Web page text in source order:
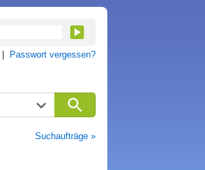
Passwort vergessen?
Suchaufträge »